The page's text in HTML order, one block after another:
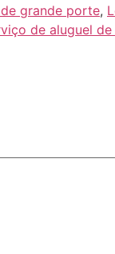
grande porte,
de aluguel